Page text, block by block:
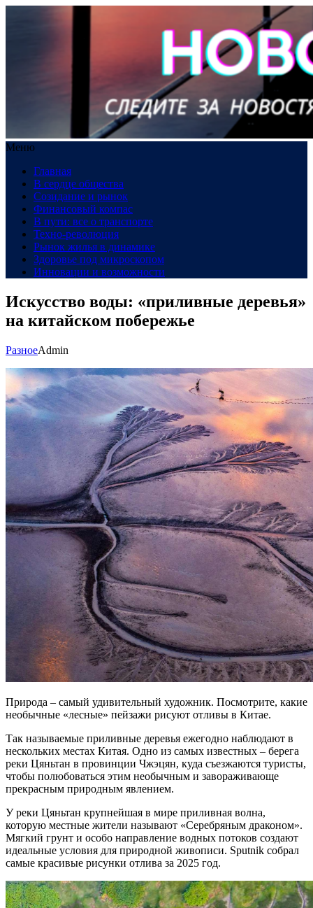
Меню
Главная
В сердце общества
Созидание и рынок
Финансовый компас
В пути: все о транспорте
Техно-революция
Рынок жилья в динамике
Здоровье под микроскопом
Инновации и возможности
Искусство воды: «приливные деревья»
на китайском побережье
РазноеAdmin
Природа – самый удивительный художник. Посмотрите, какие
необычные «лесные» пейзажи рисуют отливы в Китае.
Так называемые приливные деревья ежегодно наблюдают в
нескольких местах Китая. Одно из самых известных – берега
реки Цяньтан в провинции Чжэцян, куда съезжаются туристы,
чтобы полюбоваться этим необычным и завораживающе
прекрасным природным явлением.
У реки Цяньтан крупнейшая в мире приливная волна,
которую местные жители называют «Серебряным драконом».
Мягкий грунт и особо направление водных потоков создают
идеальные условия для природной живописи. Sputnik собрал
самые красивые рисунки отлива за 2025 год.